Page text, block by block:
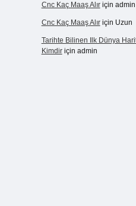
Cnc Kaç Maaş Alıriçin admin
Cnc Kaç Maaş Alıriçin Uzun
Tarihte Bilinen Ilk Dünya
Kimdiriçin admin